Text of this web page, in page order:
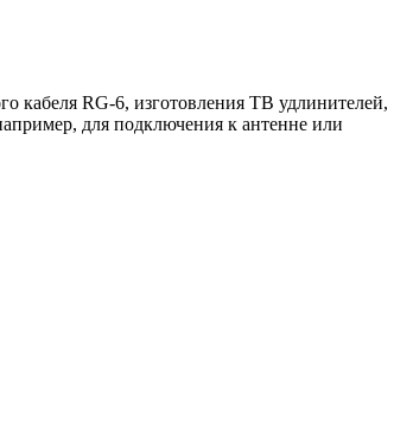
кабеля RG-6, изготовления ТВ удлинителей,
для подключения к антенне или